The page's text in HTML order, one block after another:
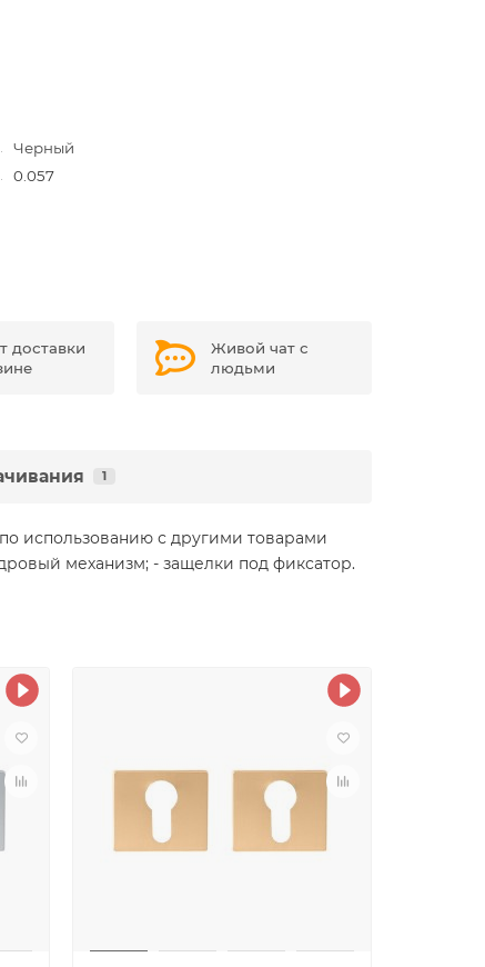
Черный
0.057
доставки
Живой чат с
людьми
1
использованию с другими товарами
механизм; - защелки под фиксатор.